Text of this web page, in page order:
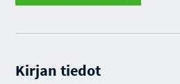
Kirjan tiedot